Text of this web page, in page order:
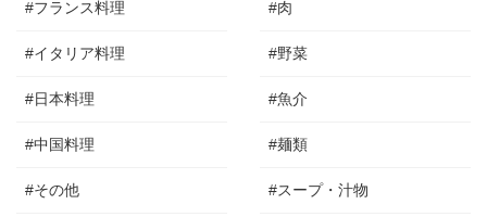
#フランス料理
#イタリア料理
#日本料理
#中国料理
#その他
#肉
#野菜
#魚介
#麺類
#スープ・汁物